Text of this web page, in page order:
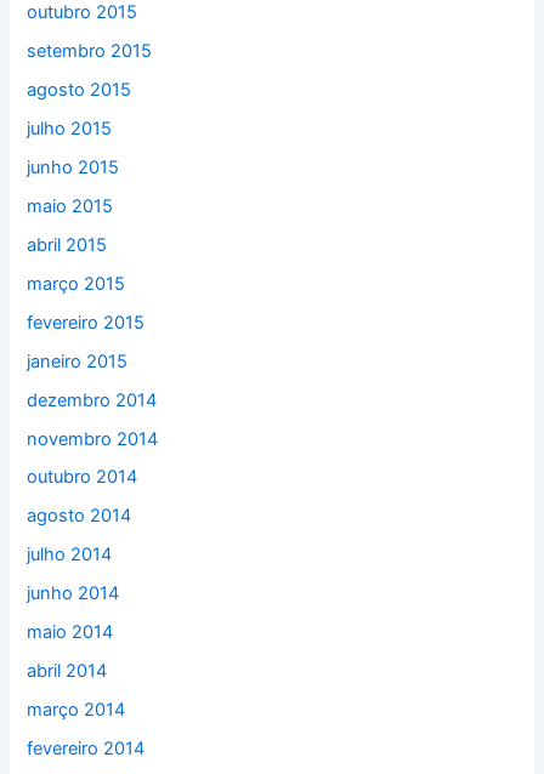
outubro 2015
setembro 2015
agosto 2015
julho 2015
junho 2015
maio 2015
abril 2015
março 2015
fevereiro 2015
janeiro 2015
dezembro 2014
novembro 2014
outubro 2014
agosto 2014
julho 2014
junho 2014
maio 2014
abril 2014
março 2014
fevereiro 2014